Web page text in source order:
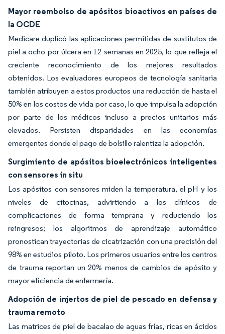
Mayor reembolso de apósitos bioactivos en países de
la OCDE
Medicare duplicó las aplicaciones permitidas de sustitutos de
piel a ocho por úlcera en 12 semanas en 2025, lo que refleja el
creciente reconocimiento de los mejores resultados
obtenidos. Los evaluadores europeos de tecnología sanitaria
también atribuyen a estos productos una reducción de hasta el
50% en los costos de vida por caso, lo que impulsa la adopción
por parte de los médicos incluso a precios unitarios más
elevados. Persisten disparidades en las economías
emergentes donde el pago de bolsillo ralentiza la adopción.
Surgimiento de apósitos bioelectrónicos inteligentes
con sensores in situ
Los apósitos con sensores miden la temperatura, el pH y los
niveles de citocinas, advirtiendo a los clínicos de
complicaciones de forma temprana y reduciendo los
reingresos; los algoritmos de aprendizaje automático
pronostican trayectorias de cicatrización con una precisión del
98% en estudios piloto. Los primeros usuarios entre los centros
de trauma reportan un 20% menos de cambios de apósito y
mayor eficiencia de enfermería.
Adopción de injertos de piel de pescado en defensa y
trauma remoto
Las matrices de piel de bacalao de aguas frías, ricas en ácidos